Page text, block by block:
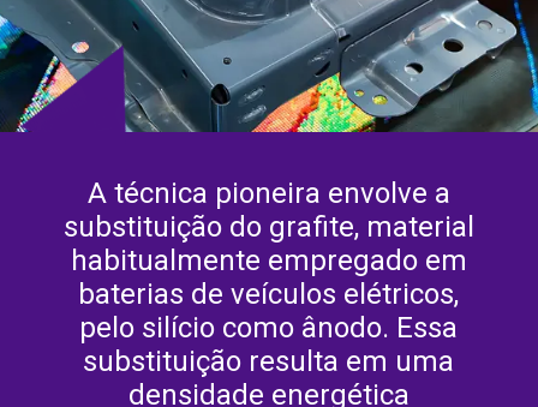
A técnica pioneira envolve a
substituição do grafite, material
habitualmente empregado em
baterias de veículos elétricos,
pelo silício como ânodo. Essa
substituição resulta em uma
densidade energética